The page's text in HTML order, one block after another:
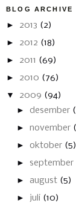
BLOG ARCHIVE
► 2013 (2)
► 2012 (18)
► 2011 (69)
► 2010 (76)
▼ 2009 (94)
► desember
► november
► oktober (5)
► september
► august (5)
► juli (10)